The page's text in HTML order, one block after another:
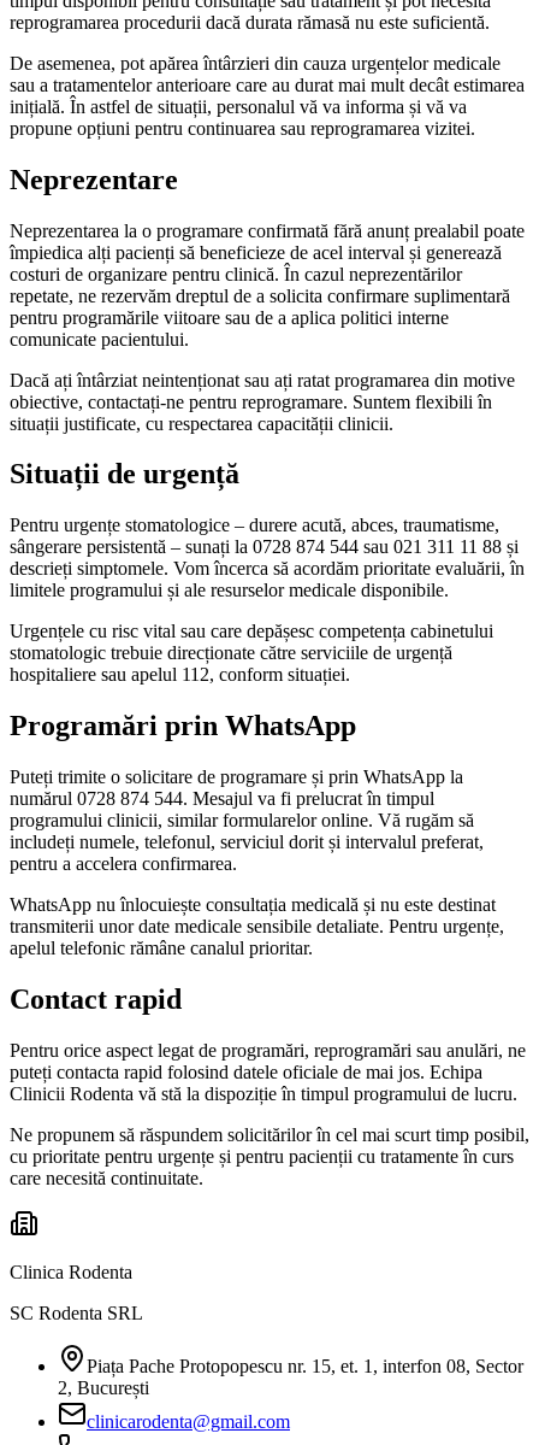
reprogramarea procedurii dacă durata rămasă nu este suficientă.
De asemenea, pot apărea întârzieri din cauza urgențelor medicale
sau a tratamentelor anterioare care au durat mai mult decât estimarea
inițială. În astfel de situații, personalul vă va informa și vă va
propune opțiuni pentru continuarea sau reprogramarea vizitei.
Neprezentare
Neprezentarea la o programare confirmată fără anunț prealabil poate
împiedica alți pacienți să beneficieze de acel interval și generează
costuri de organizare pentru clinică. În cazul neprezentărilor
repetate, ne rezervăm dreptul de a solicita confirmare suplimentară
pentru programările viitoare sau de a aplica politici interne
comunicate pacientului.
Dacă ați întârziat neintenționat sau ați ratat programarea din motive
obiective, contactați-ne pentru reprogramare. Suntem flexibili în
situații justificate, cu respectarea capacității clinicii.
Situații de urgență
Pentru urgențe stomatologice – durere acută, abces, traumatisme,
sângerare persistentă – sunați la 0728 874 544 sau 021 311 11 88 și
descrieți simptomele. Vom încerca să acordăm prioritate evaluării, în
limitele programului și ale resurselor medicale disponibile.
Urgențele cu risc vital sau care depășesc competența cabinetului
stomatologic trebuie direcționate către serviciile de urgență
hospitaliere sau apelul 112, conform situației.
Programări prin WhatsApp
Puteți trimite o solicitare de programare și prin WhatsApp la
numărul 0728 874 544. Mesajul va fi prelucrat în timpul
programului clinicii, similar formularelor online. Vă rugăm să
includeți numele, telefonul, serviciul dorit și intervalul preferat,
pentru a accelera confirmarea.
WhatsApp nu înlocuiește consultația medicală și nu este destinat
transmiterii unor date medicale sensibile detaliate. Pentru urgențe,
apelul telefonic rămâne canalul prioritar.
Contact rapid
Pentru orice aspect legat de programări, reprogramări sau anulări, ne
puteți contacta rapid folosind datele oficiale de mai jos. Echipa
Clinicii Rodenta vă stă la dispoziție în timpul programului de lucru.
Ne propunem să răspundem solicitărilor în cel mai scurt timp posibil,
cu prioritate pentru urgențe și pentru pacienții cu tratamente în curs
care necesită continuitate.
Clinica Rodenta
SC Rodenta SRL
Piața Pache Protopopescu nr. 15, et. 1, interfon 08, Sector
2, București
clinicarodenta@gmail.com